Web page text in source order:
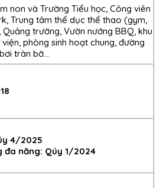
non và Trường Tiểu học, Công viên
Trung tâm thể dục thể thao (gym,
trường, Vườn nướng BBQ, khu
phòng sinh hoạt chung, đường
tràn bờ…
4/2025
đa năng: Qúy 1/2024